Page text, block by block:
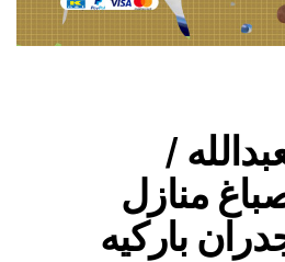
/
/ صباغ منازل
باركيه